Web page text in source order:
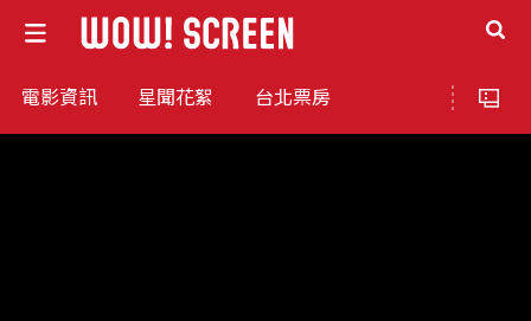
電影資訊 星聞花絮 台北票房